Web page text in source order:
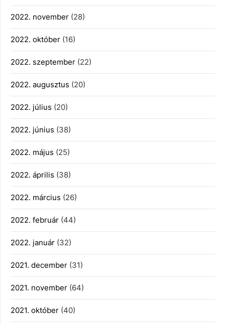
2022. november (28)
2022. október (16)
2022. szeptember (22)
2022. augusztus (20)
2022. július (20)
2022. június (38)
2022. május (25)
2022. április (38)
2022. március (26)
2022. február (44)
2022. január (32)
2021. december (31)
2021. november (64)
2021. október (40)